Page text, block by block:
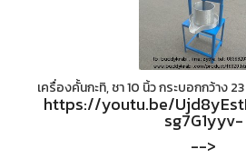
เครื่องคั้นกะทิ, ชา 10 นิ้ว กระบอกกว้าง
https://youtu.be/
sg7G1yyv-
-->